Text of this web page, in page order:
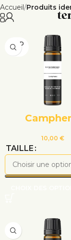
Accueil Produits
VEND
U
10,00 €
TAILLE